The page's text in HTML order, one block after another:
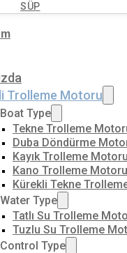
SÜP
Trolleme Motoru
Type
Tekne Trolleme
Duba Döndürme
Kayık Trolleme Motoru
Kano Trolleme Motoru
Kürekli Tekne
Type
Tatlı Su Trolleme
Tuzlu Su Trolleme
Type